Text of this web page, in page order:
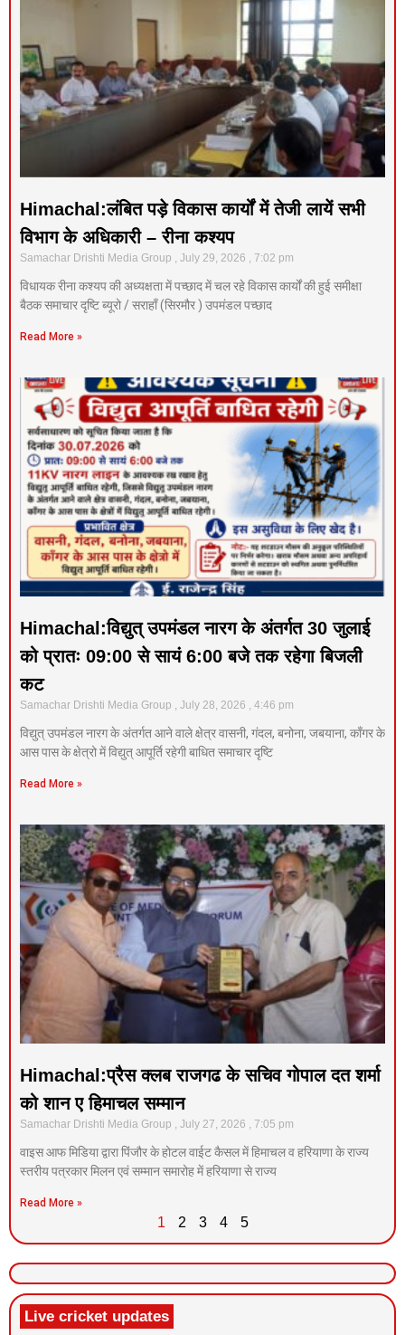
Himachal:लंबित पड़े विकास कार्यों में तेजी लायें सभी
विभाग के अधिकारी – रीना कश्यप
Samachar Drishti Media Group July 29, 2026 7:02 pm
विधायक रीना कश्यप की अध्यक्षता में पच्छाद में चल रहे विकास कार्यों की हुई समीक्षा
बैठक समाचार दृष्टि ब्यूरो / सराहाँ (सिरमौर ) उपमंडल पच्छाद
Read More »
Himachal:विद्युत् उपमंडल नारग के अंतर्गत 30 जुलाई
को प्रातः 09:00 से सायं 6:00 बजे तक रहेगा बिजली
कट
Samachar Drishti Media Group July 28, 2026 4:46 pm
विद्युत् उपमंडल नारग के अंतर्गत आने वाले क्षेत्र वासनी, गंदल, बनोना, जबयाना, काँगर के
आस पास के क्षेत्रो में विद्युत् आपूर्ति रहेगी बाधित समाचार दृष्टि
Read More »
Himachal:प्रैस क्लब राजगढ के सचिव गोपाल दत शर्मा
को शान ए हिमाचल सम्मान
Samachar Drishti Media Group July 27, 2026 7:05 pm
वाइस आफ मिडिया द्वारा पिंजौर के होटल वाईट कैसल में हिमाचल व हरियाणा के राज्य
स्तरीय पत्रकार मिलन एवं सम्मान समारोह में हरियाणा से राज्य
Read More »
1 2 3 4 5
Live cricket updates